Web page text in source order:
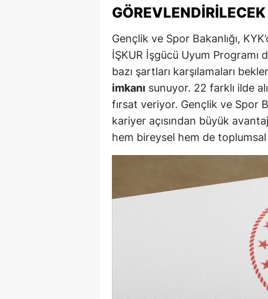
GÖREVLENDIRILECEK
Gençlik ve Spor Bakanlığı,
İŞKUR İşgücü Uyum Programı
bazı şartları karşılamaları
imkanı sunuyor. 22 farklı ilde
fırsat veriyor. Gençlik ve Spor
kariyer açısından büyük
hem bireysel hem de toplumsal